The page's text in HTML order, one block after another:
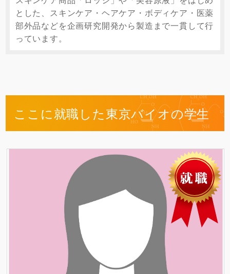
とした、スキンケア・ヘアケア・ボディケア・医薬
部外品などを企画研究開発から製造まで一貫して行
っています。
ここに就職した東京バイオの学生